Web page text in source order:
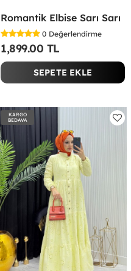
Romantik Elbise Sarı Sarı
0 Değerlendirme
1,899.00 TL
SEPETE EKLE
KARGO
BEDAVA